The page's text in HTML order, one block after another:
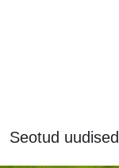
Seotud uudised